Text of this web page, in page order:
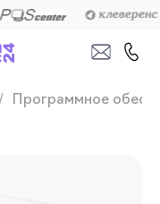
Продажа,
Программное